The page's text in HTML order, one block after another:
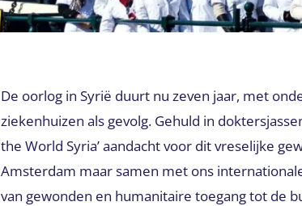
De oorlog in Syrië duurt nu zeven jaar, met
ziekenhuizen als gevolg. Gehuld in
the World Syria’ aandacht voor dit vreselijke
Amsterdam maar samen met ons
van gewonden en humanitaire toegang tot de